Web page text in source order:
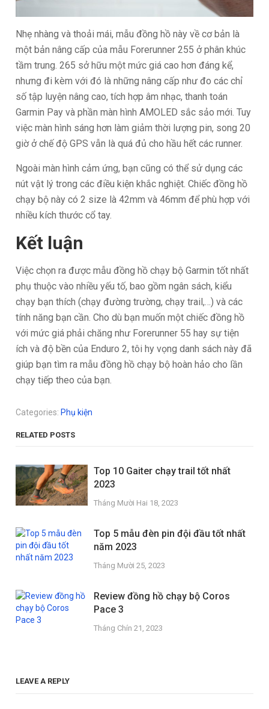
Nhẹ nhàng và thoải mái, mẫu đồng hồ này về cơ bản là
một bản nâng cấp của mẫu Forerunner 255 ở phân khúc
tầm trung. 265 sở hữu một mức giá cao hơn đáng kể,
nhưng đi kèm với đó là những nâng cấp như đo các chỉ
số tập luyện nâng cao, tích hợp âm nhạc, thanh toán
Garmin Pay và phần màn hình AMOLED sắc sảo mới. Tuy
việc màn hình sáng hơn làm giảm thời lượng pin, song 20
giờ ở chế độ GPS vẫn là quá đủ cho hầu hết các runner.
Ngoài màn hình cảm ứng, bạn cũng có thể sử dụng các
nút vật lý trong các điều kiện khắc nghiệt. Chiếc đồng hồ
chạy bộ này có 2 size là 42mm và 46mm để phù hợp với
nhiều kích thước cổ tay.
Kết luận
Việc chọn ra được mẫu đồng hồ chạy bộ Garmin tốt nhất
phụ thuộc vào nhiều yếu tố, bao gồm ngân sách, kiểu
chạy bạn thích (chạy đường trường, chạy trail,…) và các
tính năng bạn cần. Cho dù bạn muốn một chiếc đồng hồ
với mức giá phải chăng như Forerunner 55 hay sự tiện
ích và độ bền của Enduro 2, tôi hy vọng danh sách này đã
giúp bạn tìm ra mẫu đồng hồ chạy bộ hoàn hảo cho lần
chạy tiếp theo của bạn.
Categories: Phụ kiện
RELATED POSTS
Top 10 Gaiter chạy trail tốt nhất
2023
Tháng Mười Hai 18, 2023
Top 5 mẫu đèn pin đội đầu tốt nhất
năm 2023
Tháng Mười 25, 2023
Review đồng hồ chạy bộ Coros
Pace 3
Tháng Chín 21, 2023
LEAVE A REPLY